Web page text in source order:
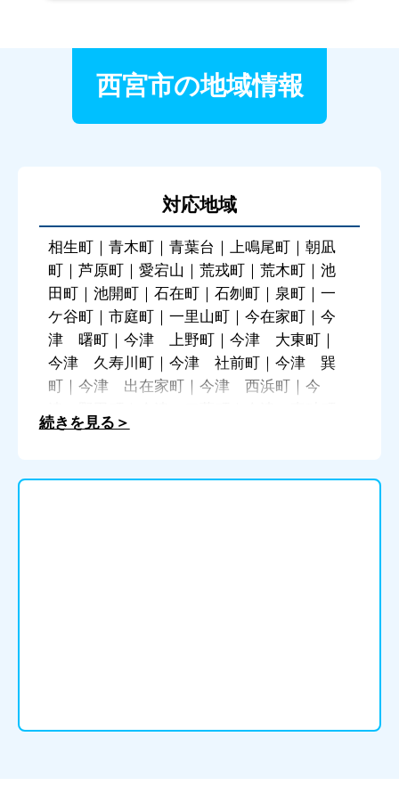
西宮市の地域情報
対応地域
相生町｜青木町｜青葉台｜上鳴尾町｜朝凪
町｜芦原町｜愛宕山｜荒戎町｜荒木町｜池
田町｜池開町｜石在町｜石刎町｜泉町｜一
ケ谷町｜市庭町｜一里山町｜今在家町｜今
津 曙町｜今津 上野町｜今津 大東町｜
今津 久寿川町｜今津 社前町｜今津 巽
町｜今津 出在家町｜今津 西浜町｜今
｜今津 水波町｜今津 港町｜今津 山中
ケ原 一番町｜上ケ原 二番町｜上ケ原
町｜川添町｜川西町｜河原町｜川東町｜瓦
続きを見る＞